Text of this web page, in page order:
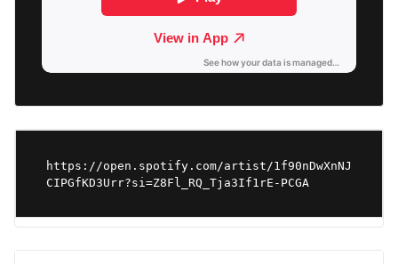
https://open.spotify.com/artist/1f90nDwXnNJ
CIPGfKD3Urr?si=Z8Fl_RQ_Tja3If1rE-PCGA